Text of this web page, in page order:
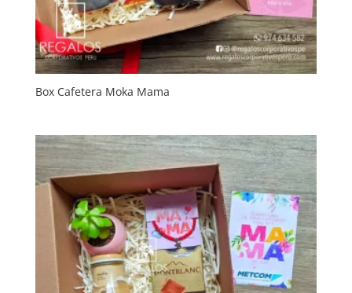
Box Cafetera Moka Mama